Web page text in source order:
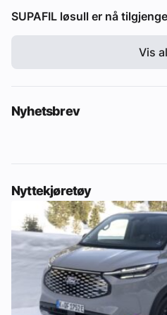
SUPAFIL løsull er nå
Vis
Nyhetsbrev
Nyttekjøretøy